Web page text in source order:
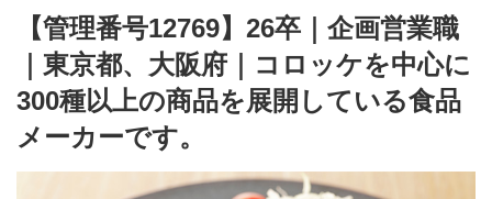
v
i
g
a
t
n
【管理番号12769】26卒｜企画営業職
｜東京都、大阪府｜コロッケを中心に
300種以上の商品を展開している食品
メーカーです。